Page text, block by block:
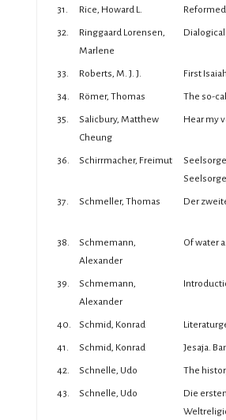
31. Rice, Howard L.
32.
Ringgaard Lorensen,
Marlene
33. Roberts, M. J. J. First
34. Römer, Thomas The so-
35.
Salicbury, Matthew
Cheung
Hear my
36. Schirrmacher, Freimut
37. Schmeller, Thomas Der
38.
Schmemann,
Alexander
Of water
39.
Schmemann,
Alexander
40. Schmid, Konrad
41. Schmid, Konrad Jesaja.
42. Schnelle, Udo The
43. Schnelle, Udo
Die